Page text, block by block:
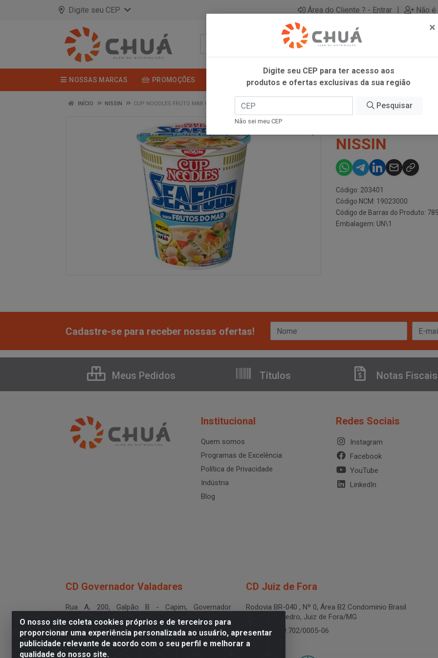
Digite seu CEP Área do Cliente ? - Entrar | Não
NOSSAS MARCAS PROMOÇÕES
INÍCIO NISSIN CUP NOODLES FRUTO MAR 65G NISSIN
CUP
NISSIN
Código: 203401
Código NCM: 19023000
Código de Barras do Produto:
Embalagem: UN\1
O nosso site coleta cookies próprios e de terceiros para
proporcionar uma experiência personalizada ao usuário, apresentar
publicidade relevante de acordo com o seu perfil e melhorar a
qualidade do nosso site.
Cadastre-se para receber nossas ofertas!
Meus Pedidos Títulos Notas Fiscais
Institucional
Quem somos
Programas de Excelência
Política de Privacidade
Indústria
Blog
Redes Sociais
Instagram
Facebook
YouTube
LinkedIn
CD Governador Valadares
Rua A, 200, Galpão B - Capim, Governador
Valadares/MG - CEP 35.024-400
CNPJ 19.199.702/0003-36
CD Juiz de Fora
Rodovia BR-040 , Nº 0, Área B2 Condominio Brasil
LOG - São Pedro, Juiz de Fora/MG
CNPJ 19.199.702/0005-06
×
Digite seu CEP para ter acesso aos
produtos e ofertas exclusivas da sua região
Pesquisar
Não sei meu CEP